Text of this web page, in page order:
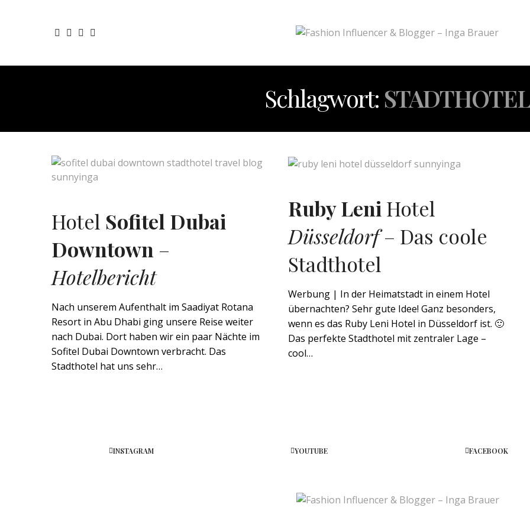
Schlagwort: STADTHOTEL
Hotel Sofitel Dubai
Downtown –
Hotelbericht
Nach unserem Aufenthalt im Saadiyat Rotana
Resort in Abu Dhabi ging unsere Reise weiter
nach Dubai. Dort haben wir ein paar Nächte im
Sofitel Dubai Downtown verbracht. Das
Stadthotel hat uns sehr…
Ruby Leni Hotel
Düsseldorf– Das coole
Stadthotel
Werbung | In der Heimatstadt in einem Hotel
übernachten? Sehr gute Idee! Ganz besonders,
wenn es das Ruby Leni Hotel in Düsseldorf ist. 🙂
Das perfekte Stadthotel mit zentraler Lage –
cool…
INSTAGRAM YOUTUBE FACEBOOK